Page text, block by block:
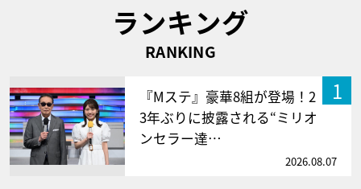
ランキング
RANKING
1
『Mステ』豪華8組が登場！2
3年ぶりに披露される“ミリオ
ンセラー達…
2026.08.07